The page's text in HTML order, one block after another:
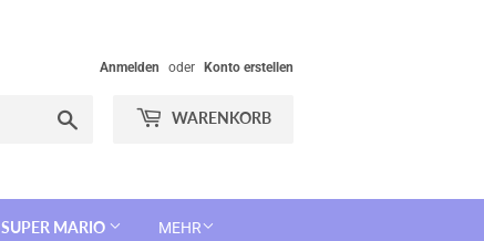
Anmelden oder Konto erstellen
WARENKORB
SUPER MARIO MEHR